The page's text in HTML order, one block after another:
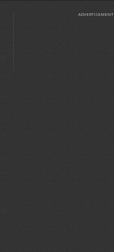
ADVERTISEMENT